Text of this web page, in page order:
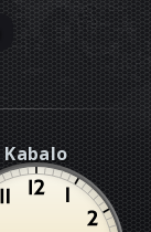
Kabalo